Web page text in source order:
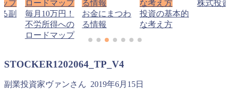
プ
副
ロードマップ
毎月10万円！
不労所得への
ロードマップ
る情報
お金にまつわ
る情報
な考え方
投資の基本的
な考え方
株式投資
STOCKER1202064_TP_V4
副業投資家ヴァンさん 2019年6月15日